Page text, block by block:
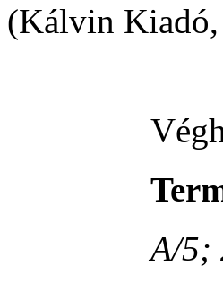
(Kálvin
A/5;